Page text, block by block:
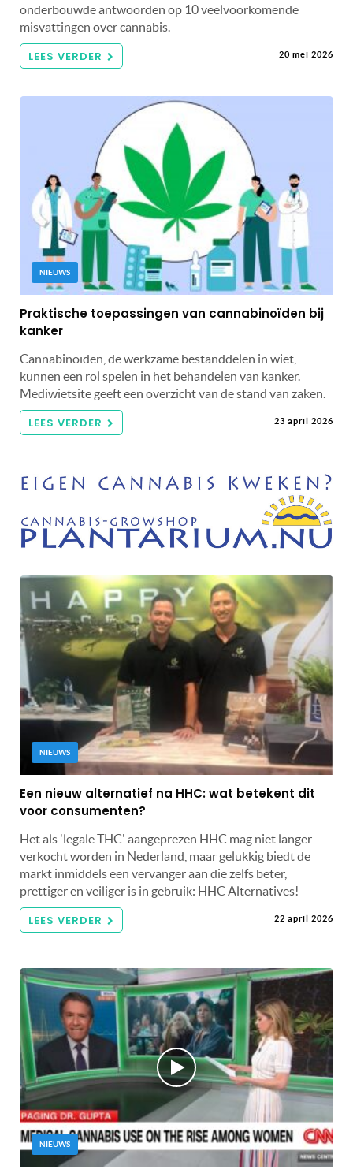
onderbouwde antwoorden op 10 veelvoorkomende
misvattingen over cannabis.
LEES VERDER 20 mei 2026
NIEUWS
Praktische toepassingen van cannabinoïden bij
kanker
Cannabinoïden, de werkzame bestanddelen in wiet,
kunnen een rol spelen in het behandelen van kanker.
Mediwietsite geeft een overzicht van de stand van zaken.
LEES VERDER 23 april 2026
NIEUWS
Een nieuw alternatief na HHC: wat betekent dit
voor consumenten?
Het als 'legale THC' aangeprezen HHC mag niet langer
verkocht worden in Nederland, maar gelukkig biedt de
markt inmiddels een vervanger aan die zelfs beter,
prettiger en veiliger is in gebruik: HHC Alternatives!
LEES VERDER 22 april 2026
NIEUWS